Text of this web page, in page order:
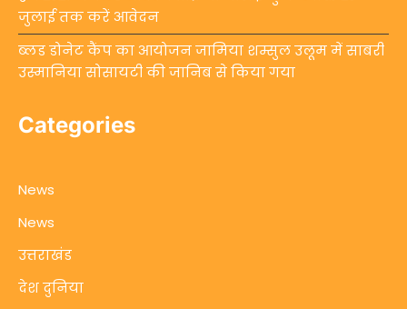
जुलाई तक करें आवेदन
ब्लड डोनेट कैंप का आयोजन जामिया शम्सुल उलूम में साबरी
उस्मानिया सोसायटी की जानिब से किया गया
Categories
News
News
उत्तराखंड
देश दुनिया